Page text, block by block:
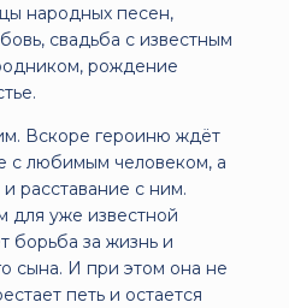
народных песен,
свадьба с известным
рождение
Вскоре героиню ждёт
с любимым человеком, а
расставание с ним.
уже известной
борьба за жизнь и
сына. И при этом она не
петь и остается